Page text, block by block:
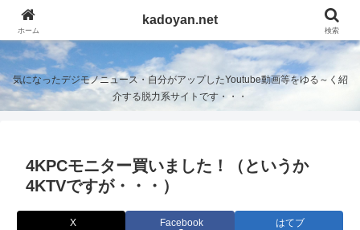
kadoyan.net
気になったデジモノニュース・自分がアップしたYoutube動画等をゆる～く紹
介する脱力系サイトです・・・
4KPCモニター買いました！（というか
4KTVですが・・・）
X Facebook はてブ
ホーム
kadoyan.net
検索